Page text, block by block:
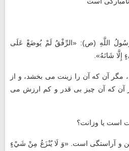
رَسُولُ اللَّهِ (ص):‏ «الرِّفْقُ لَمْ يُوضَعْ عَلَى
إِلَّا شَانَهُ».
مگر آن که آن را زینت می بخشد، و از
آن که آن چیز بی قدر و کم ارزش می
است یا وزانت؟
و آراستگی است. «وَ لَا يُنْزَعُ مِنْ شَيْ‏ءٍ